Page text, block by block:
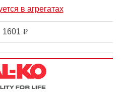
в агрегатах
1601 i